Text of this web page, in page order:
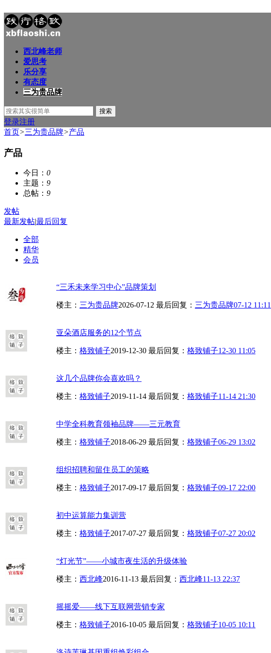
西北峰老师
爱思考
乐分享
有态度
三为贵品牌
搜索
登录注册
首页>三为贵品牌>产品
产品
今日： 0
主题： 9
总帖： 9
发帖
最新发帖|最后回复
全部
精华
会员
“三禾未来学习中心”品牌策划
楼主： 三为贵品牌2026-07-12 最后回复： 三为贵品牌07-12 11:11
亚朵酒店服务的12个节点
楼主： 格致铺子2019-12-30 最后回复： 格致铺子12-30 11:05
这几个品牌你会喜欢吗？
楼主： 格致铺子2019-11-14 最后回复： 格致铺子11-14 21:30
中学全科教育领袖品牌——三元教育
楼主： 格致铺子2018-06-29 最后回复： 格致铺子06-29 13:02
组织招聘和留住员工的策略
楼主： 格致铺子2017-09-17 最后回复： 格致铺子09-17 22:00
初中运算能力集训营
楼主： 格致铺子2017-07-27 最后回复： 格致铺子07-27 20:02
“灯光节”——小城市夜生活的升级体验
楼主： 西北峰2016-11-13 最后回复： 西北峰11-13 22:37
摇摇爱——线下互联网营销专家
楼主： 格致铺子2016-10-05 最后回复： 格致铺子10-05 10:11